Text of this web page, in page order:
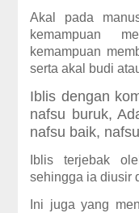
Akal pada
kemampuan
kemampuan
serta akal budi
Iblis dengan
nafsu buruk,
nafsu baik,
Iblis terjebak
sehingga ia diusir
Ini juga yang